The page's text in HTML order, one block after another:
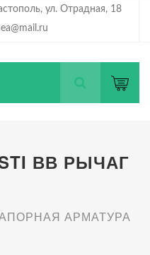
ул. Отрадная, 18
ВВ РЫЧАГ
АРМАТУРА